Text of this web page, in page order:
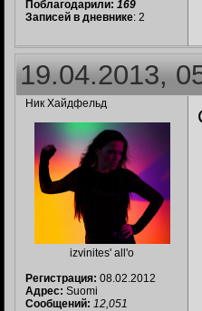
Поблагодарили: 169
Записей в дневнике: 2
19.04.2013,
Ник Хайдфельд
izvinites' all'o
Регистрация: 08.02.2012
Адрес: Suomi
Сообщений: 12,051